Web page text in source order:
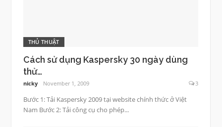
THỦ THUẬT
Cách sử dụng Kaspersky 30 ngày dùng
thử…
nicky November 1, 2009 3
Bước 1: Tải Kaspersky 2009 tại website chính thức ở Việt
Nam Bước 2: Tải công cụ cho phép...